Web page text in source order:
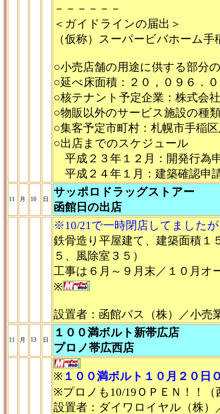
－－－－－－
＜ガイドラインの届出＞
（仮称）スーパービバホーム
○小売店舗の用途に供する部分
○延べ床面積：２０，０９６．
○核テナント予定企業：株式会
○物販以外のサービス施設の種
○集客予定市町村：札幌市手稲
○出店までのスケジュール
平成２３年１２月：開発行為
平成２４年１月：建築確認申
11 月 10 日
サッポロドラッグストアー
函館日の出店
※10/21で一時閉店してました
鉄骨造り平屋建て、建築面積１
５、風除室３５）
工事は６月～９月末／１０月オ
※
設置者：函館バス（株）／小
11 月 13 日
１００満ボルト新帯広店
プロノ帯広西店
※ １００満ボルト１０月２０日
※プロノも10/19ＯＰＥＮ！！（
設置者：ダイワロイヤル（株